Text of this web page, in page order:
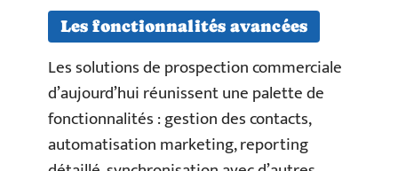
Les fonctionnalités avancées
Les solutions de prospection commerciale
d’aujourd’hui réunissent une palette de
fonctionnalités : gestion des contacts,
automatisation marketing, reporting